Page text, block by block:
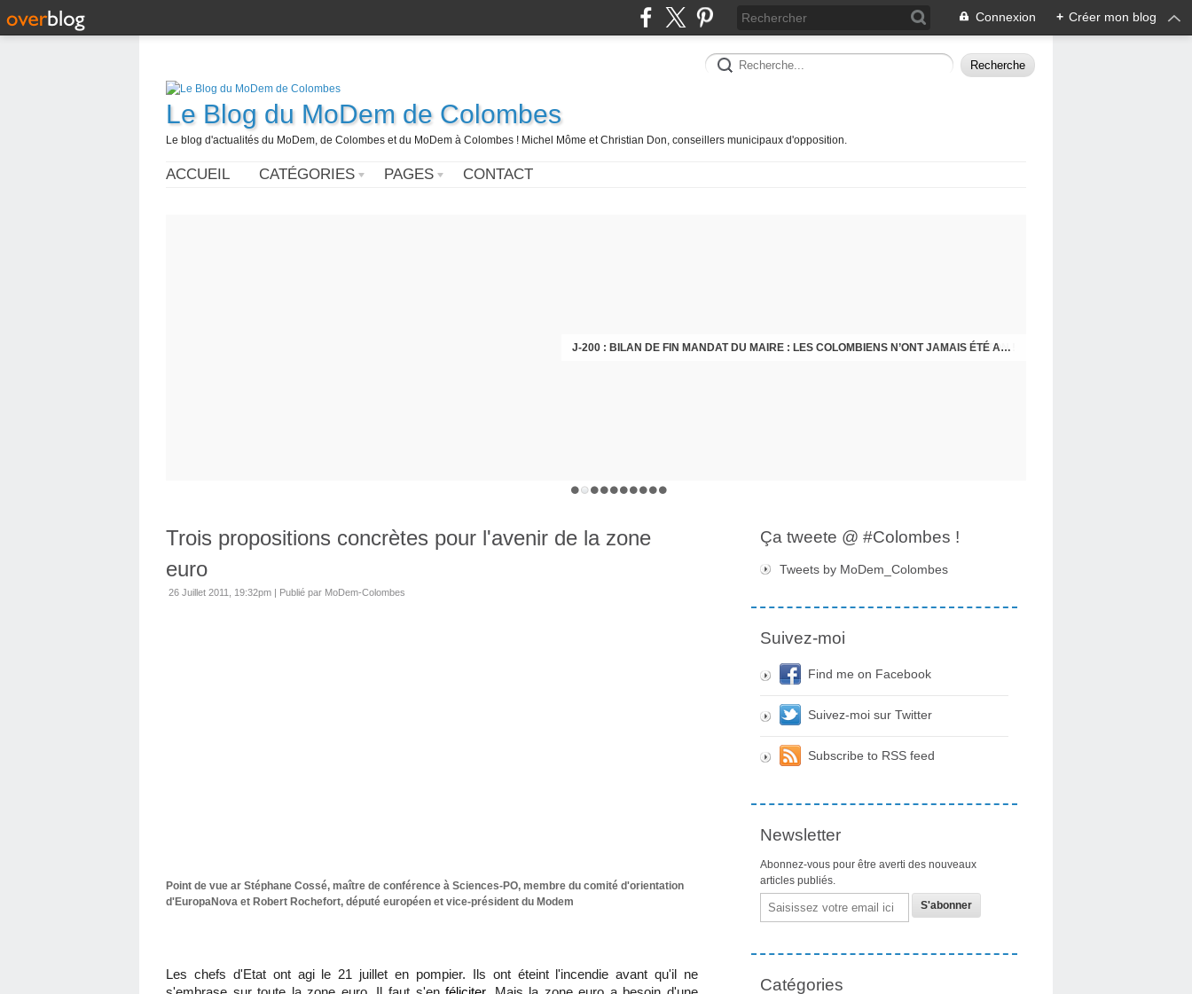
Connexion + Créer mon blog
Le Blog du MoDem de Colombes
Le blog d'actualités du MoDem, de Colombes et du MoDem à Colombes ! Michel Môme et Christian Don, conseillers municipaux d'opposition.
ACCUEIL CATÉGORIES PAGES CONTACT
J-200 : BILAN DE FIN MANDAT DU MAIRE : LES COLOMBIENS N’ONT JAMAIS ÉTÉ AUSSI MAL TRAITÉS ET MÉPRISÉS
STOP BÉTON !
Trois propositions concrètes pour l'avenir de la zone
euro
26 Juillet 2011, 19:32pm | Publié par MoDem-Colombes
Point de vue ar Stéphane Cossé, maître de conférence à Sciences-PO, membre du comité d'orientation
d'EuropaNova et Robert Rochefort, député européen et vice-président du Modem
Les chefs d'Etat ont agi le 21 juillet en pompier. Ils ont éteint l'incendie avant qu'il ne
Ça tweete @ #Colombes !
Tweets by MoDem_Colombes
Suivez-moi
Find me on Facebook
Suivez-moi sur Twitter
Subscribe to RSS feed
Newsletter
Abonnez-vous pour être averti des nouveaux
articles publiés.
Email
Catégories